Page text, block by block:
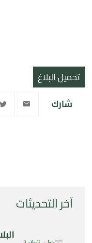
آخر التحديثات
تحميل البلاغ
شارك